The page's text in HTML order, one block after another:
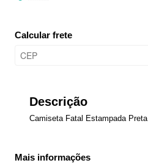
Calcular frete
Descrição
Camiseta Fatal Estampada Preta
Mais informações